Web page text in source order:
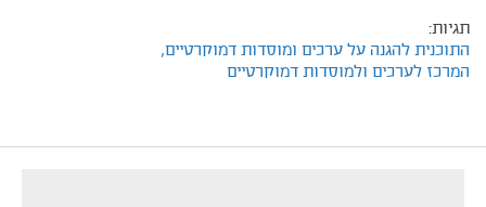
תגיות:
התוכנית להגנה על ערכים ומוסדות דמוקרטיים,
המרכז לערכים ולמוסדות דמוקרטיים